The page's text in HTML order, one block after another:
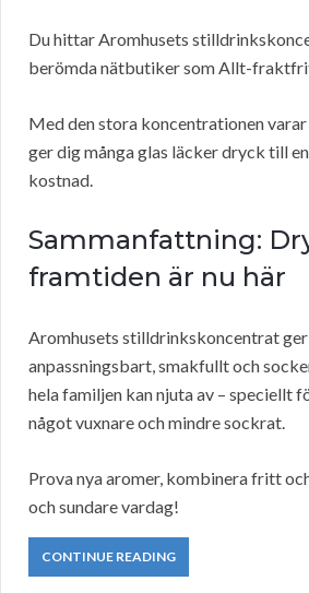
Du hittar Aromhusets
berömda nätbutiker som Allt-
Med den stora koncentrationen
ger dig många glas läcker dryck till
kostnad.
Sammanfattning:
framtiden är nu här
Aromhusets stilldrinkskoncentrat
anpassningsbart, smakfullt och
hela familjen kan njuta av – speciellt
något vuxnare och mindre sockrat.
Prova nya aromer, kombinera fritt
och sundare vardag!
CONTINUE READING